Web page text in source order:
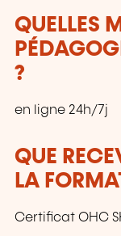
QUELLES
?
en ligne 24h/7j
QUE
LA
Certificat OHC